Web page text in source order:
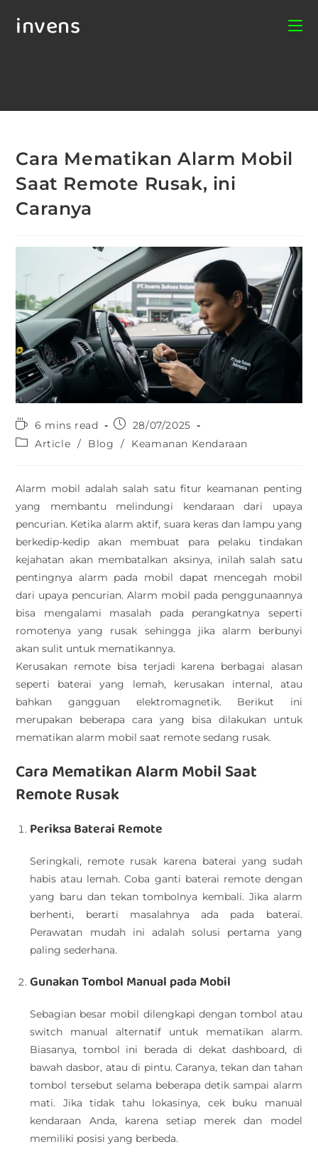
invens
Cara Mematikan Alarm Mobil
Saat Remote Rusak, ini
Caranya
6 mins read
28/07/2025
Article / Blog / Keamanan Kendaraan
Alarm mobil adalah salah satu fitur keamanan penting
yang membantu melindungi kendaraan dari upaya
pencurian. Ketika alarm aktif, suara keras dan lampu yang
berkedip-kedip akan membuat para pelaku tindakan
kejahatan akan membatalkan aksinya, inilah salah satu
pentingnya alarm pada mobil dapat mencegah mobil
dari upaya pencurian. Alarm mobil pada penggunaannya
bisa mengalami masalah pada perangkatnya seperti
romotenya yang rusak sehingga jika alarm berbunyi
akan sulit untuk mematikannya.
Kerusakan remote bisa terjadi karena berbagai alasan
seperti baterai yang lemah, kerusakan internal, atau
bahkan gangguan elektromagnetik. Berikut ini
merupakan beberapa cara yang bisa dilakukan untuk
mematikan alarm mobil saat remote sedang rusak.
Cara Mematikan Alarm Mobil Saat
Remote Rusak
Periksa Baterai Remote
Seringkali, remote rusak karena baterai yang sudah
habis atau lemah. Coba ganti baterai remote dengan
yang baru dan tekan tombolnya kembali. Jika alarm
berhenti, berarti masalahnya ada pada baterai.
Perawatan mudah ini adalah solusi pertama yang
paling sederhana.
Gunakan Tombol Manual pada Mobil
Sebagian besar mobil dilengkapi dengan tombol atau
switch manual alternatif untuk mematikan alarm.
Biasanya, tombol ini berada di dekat dashboard, di
bawah dasbor, atau di pintu. Caranya, tekan dan tahan
tombol tersebut selama beberapa detik sampai alarm
mati. Jika tidak tahu lokasinya, cek buku manual
kendaraan Anda, karena setiap merek dan model
memiliki posisi yang berbeda.